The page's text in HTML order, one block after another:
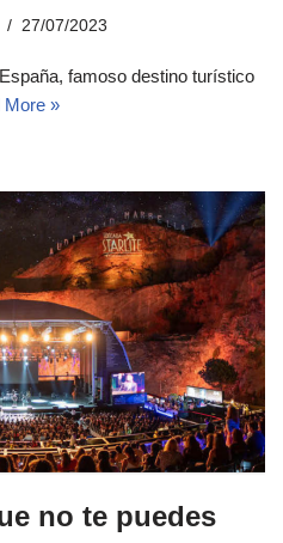
27/07/2023
famoso destino turístico
More »
no te puedes